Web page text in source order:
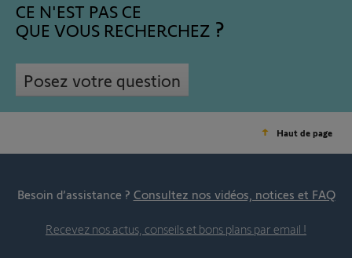
CE N'EST PAS CE
QUE VOUS RECHERCHEZ
Posez votre question
Haut de page
Besoin d’assistance ? Consultez nos vidéos, notices et FAQ
Recevez nos actus, conseils et bons plans par email !